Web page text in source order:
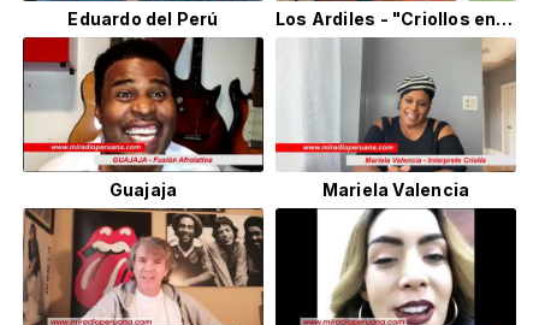
Eduardo del Perú Los Ardiles - "Criollos en su Salsa" - Los Ardiles
Guajaja Mariela Valencia